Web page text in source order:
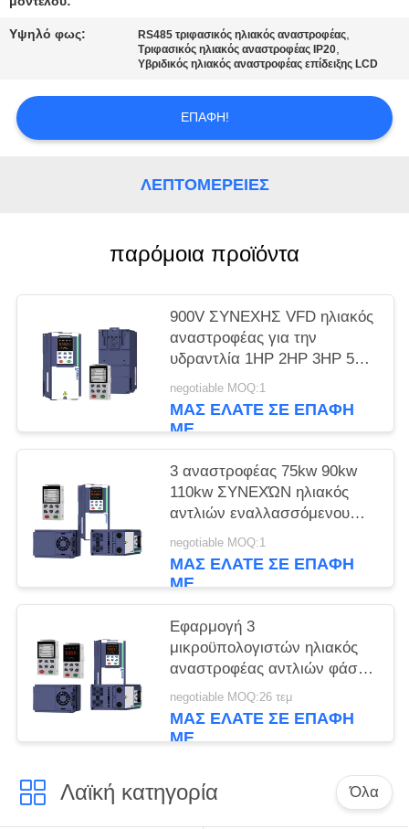
ΙΣΤΌΤΟΠΟΥ
ΠΟΛΙΤΙΚΉ
ΜΥΣΤΙΚΌΤΗΤΑΣ
Υψηλό φως: RS485 τριφασικός ηλιακός αναστροφέας,
Τριφασικός ηλιακός αναστροφέας IP20,
Υβριδικός ηλιακός αναστροφέας επίδειξης LCD
ΕΠΑΦΉ!
ΛΕΠΤΟΜΈΡΕΙΕΣ
παρόμοια προϊόντα
900V ΣΥΝΕΧΗΣ VFD ηλιακός
αναστροφέας για την
υδραντλία 1HP 2HP 3HP 5HP
7.5HP 10HP
negotiable MOQ:1
ΜΑΣ ΕΛΆΤΕ ΣΕ ΕΠΑΦΉ
ΜΕ
3 αναστροφέας 75kw 90kw
110kw ΣΥΝΕΧΏΝ ηλιακός
αντλιών εναλλασσόμενου
ρεύματος 900V φάσης 380V
με MPPT
negotiable MOQ:1
ΜΑΣ ΕΛΆΤΕ ΣΕ ΕΠΑΦΉ
ΜΕ
Εφαρμογή 3
μικροϋπολογιστών ηλιακός
αναστροφέας αντλιών φάσης
με 99% αποδοτικά MPPT και
GPRS
negotiable MOQ:26 τεμ
ΜΑΣ ΕΛΆΤΕ ΣΕ ΕΠΑΦΉ
ΜΕ
Λαϊκή κατηγορία Όλα